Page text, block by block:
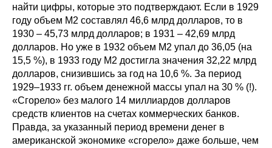
найти цифры, которые это подтверждают. Если в 1929
году объем М2 составлял 46,6 млрд долларов, то в
1930 – 45,73 млрд долларов; в 1931 – 42,69 млрд
долларов. Но уже в 1932 объем М2 упал до 36,05 (на
15,5 %), в 1933 году М2 достигла значения 32,22 млрд
долларов, снизившись за год на 10,6 %. За период
1929–1933 гг. объем денежной массы упал на 30 % (!).
«Сгорело» без малого 14 миллиардов долларов
средств клиентов на счетах коммерческих банков.
Правда, за указанный период времени денег в
американской экономике «сгорело» даже больше, чем